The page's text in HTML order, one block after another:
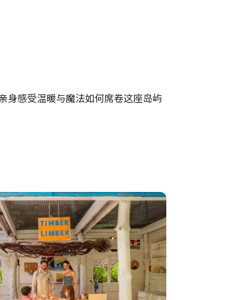
身感受温暖与魔法如何席卷这座岛屿